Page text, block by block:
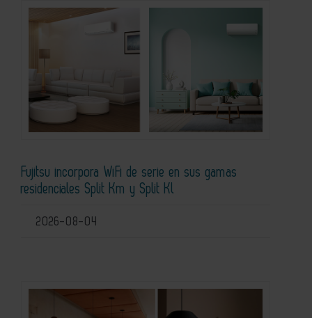
Fujitsu incorpora WiFi de serie en sus gamas
residenciales Split Km y Split Kl
2026-08-04